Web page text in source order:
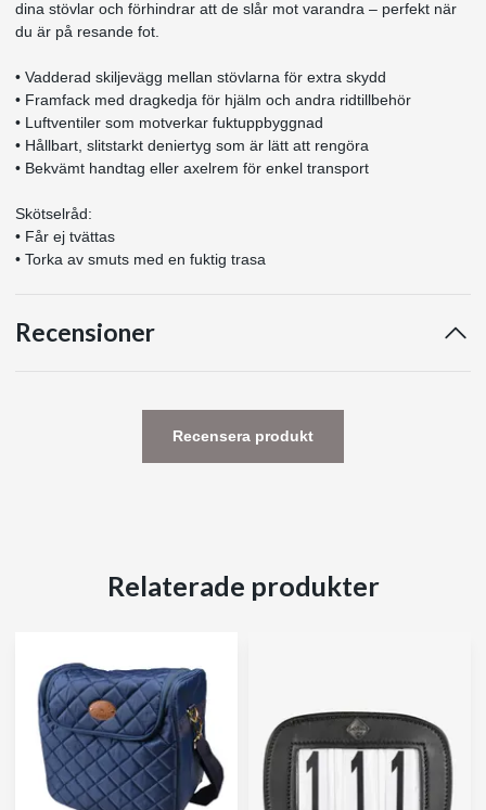
dina stövlar och förhindrar att de slår mot varandra – perfekt när
du är på resande fot.
• Vadderad skiljevägg mellan stövlarna för extra skydd
• Framfack med dragkedja för hjälm och andra ridtillbehör
• Luftventiler som motverkar fuktuppbyggnad
• Hållbart, slitstarkt deniertyg som är lätt att rengöra
• Bekvämt handtag eller axelrem för enkel transport
Skötselråd:
• Får ej tvättas
• Torka av smuts med en fuktig trasa
Recensioner
Recensera produkt
Relaterade produkter